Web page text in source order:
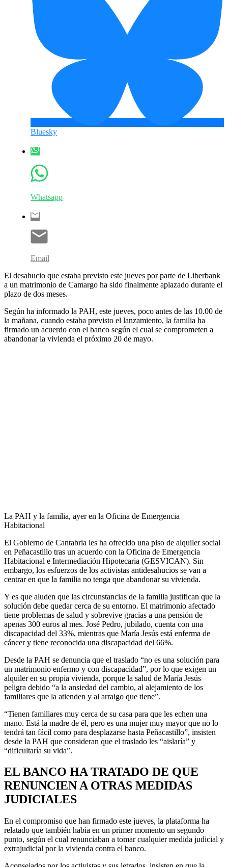
Bluesky
Whatsapp
Email
El desahucio que estaba previsto este jueves por parte de Liberbank
a un matrimonio de Camargo ha sido finalmente aplazado durante el
plazo de dos meses.
Según ha informado la PAH, este jueves, poco antes de las 10.00 de
la mañana, cuando estaba previsto el lanzamiento, la familia ha
firmado un acuerdo con el banco según el cual se comprometen a
abandonar la vivienda el próximo 20 de mayo.
La PAH y la familia, ayer en la Oficina de Emergencia
Habitacional
El Gobierno de Cantabria les ha ofrecido una piso de alquiler social
en Peñacastillo tras un acuerdo con la Oficina de Emergencia
Habitacional e Intermediación Hipotecaria (GESVICAN). Sin
embargo, los esfuerzos de los activistas antidesahucios se van a
centrar en que la familia no tenga que abandonar su vivienda.
Y es que aluden que las circunstancias de la familia justifican que la
solución debe quedar cerca de su entorno. El matrimonio afectado
tiene problemas de salud y sobrevive gracias a una pensión de
apenas 300 euros al mes. José Pedro, jubilado, cuenta con una
discapacidad del 33%, mientras que María Jesús está enferma de
cáncer y tiene reconocida una discapacidad del 66%.
Desde la PAH se denuncia que el traslado “no es una solución para
un matrimonio enfermo y con discapacidad”, por lo que exigen un
alquiler en su propia vivienda, porque la salud de María Jesús
peligra debido “a la ansiedad del cambio, al alejamiento de los
familiares que la atienden y al arraigo que tiene”.
“Tienen familiares muy cerca de su casa para que les echen una
mano. Está la madre de él, pero es una mujer muy mayor que no lo
tendrá tan fácil como para desplazarse hasta Peñacastillo”, insisten
desde la PAH que consideran que el traslado les “aislaría” y
“dificultaría su vida”.
EL BANCO HA TRATADO DE QUE
RENUNCIEN A OTRAS MEDIDAS
JUDICIALES
En el compromiso que han firmado este jueves, la plataforma ha
relatado que también había en un primer momento un segundo
punto, según el cual renunciaban a tomar cualquier medida judicial y
extrajudicial por la vivienda contra el banco.